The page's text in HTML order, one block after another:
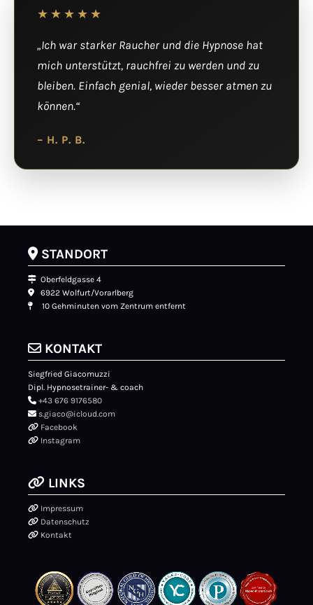
★★★★★
„Ich war starker Raucher und die Hypnose hat
mich unterstützt, rauchfrei zu werden und zu
bleiben. Einfach genial, wieder besser atmen zu
können.“
– H. P. B.
STANDORT
 Oberfeldgasse 4
 6922 Wolfurt/Vorarlberg
 10 Gehminuten vom Zentrum entfernt
 KONTAKT
Siegfried Giacomuzzi
Dipl. Hypnosetrainer- & coach
 +43 676 9176580
 s.giaco@icloud.com
 Facebook
 Instagram
 LINKS
 Impressum
 Datenschutz
 Kontakt